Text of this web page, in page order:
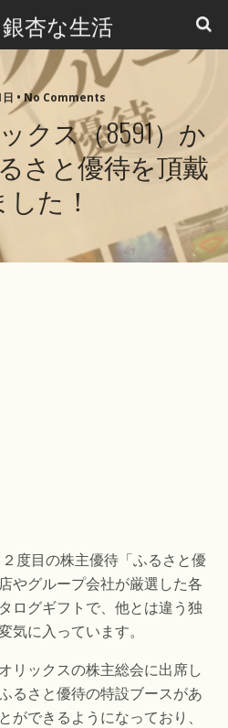
杏な生活
日 •No Comments
クス（8591）か
さと優待を頂戴
た！
度目の株主優待「ふるさと優
やグループ会社が厳選した各
ログギフトで、他とは違う独
気に入っています。
リックスの株主総会に出席し
るさと優待の特設ブースがあ
ができるようになっており、